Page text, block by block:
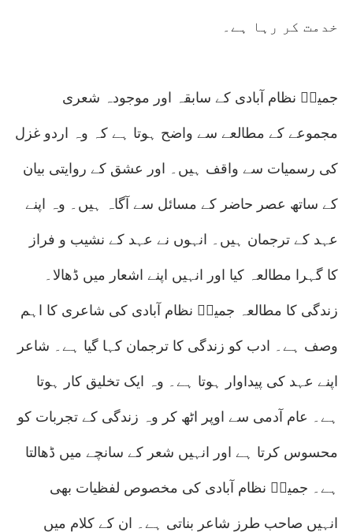
خدمت کر رہا ہے۔
جمیلؔ نظام آبادی کے سابقہ اور موجودہ شعری
مجموعے کے مطالعے سے واضح ہوتا ہے کہ وہ اردو غزل
کی رسمیات سے واقف ہیں۔ اور عشق کے روایتی بیان
کے ساتھ عصر حاضر کے مسائل سے آگاہ ہیں۔ وہ اپنے
عہد کے ترجمان ہیں۔ انہوں نے عہد کے نشیب و فراز
کا گہرا مطالعہ کیا اور انہیں اپنے اشعار میں ڈھالا۔
زندگی کا مطالعہ جمیلؔ نظام آبادی کی شاعری کا اہم
وصف ہے۔ ادب کو زندگی کا ترجمان کہا گیا ہے۔ شاعر
اپنے عہد کی پیداوار ہوتا ہے۔ وہ ایک تخلیق کار ہوتا
ہے۔ عام آدمی سے اوپر اٹھ کر وہ زندگی کے تجربات کو
محسوس کرتا ہے اور انہیں شعر کے سانچے میں ڈھالتا
ہے۔ جمیلؔ نظام آبادی کی مخصوص لفظیات بھی
انہیں صاحب طرز شاعر بناتی ہے۔ ان کے کلام میں